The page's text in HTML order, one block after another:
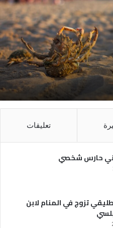
تعليقات
حارس شخصي
تزوج في المنام لابن